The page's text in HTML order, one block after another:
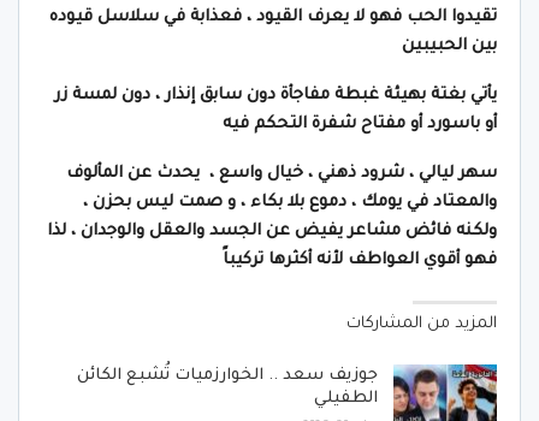
تقيدوا الحب فهو لا يعرف القيود ، فعذابة في سلاسل قيوده
بين الحبيبين
يأتي بغتة بهيئة غبطة مفاجأة دون سابق إنذار ، دون لمسة زر
أو باسورد أو مفتاح شفرة التحكم فيه
سهر ليالي ، شرود ذهني ، خيال واسع ، يحدث عن المألوف
والمعتاد في يومك ، دموع بلا بكاء ، و صمت ليس بحزن ،
ولكنه فائض مشاعر يفيض عن الجسد والعقل والوجدان ، لذا
فهو أقوي العواطف لأنه أكثرها تركيباً
المزيد من المشاركات
جوزيف سعد .. الخوارزميات تُشبع الكائن
الطفيلي